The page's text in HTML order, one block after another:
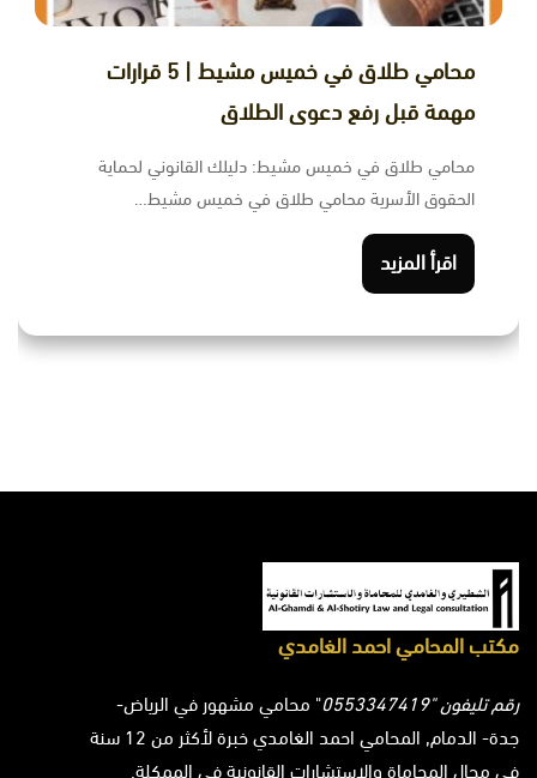
محامي طلاق في خميس مشيط | 5 قرارات
مهمة قبل رفع دعوى الطلاق
محامي طلاق في خميس مشيط: دليلك القانوني لحماية
الحقوق الأسرية محامي طلاق في خميس مشيط…
اقرأ المزيد
مكتب المحامي احمد الغامدي
رقم تليفون "0553347419
" محامي مشهور في الرياض-
جدة- الدمام, المحامي احمد الغامدي خبرة لأكثر من 12 سنة
في مجال المحاماة والاستشارات القانونية في الممكلة.